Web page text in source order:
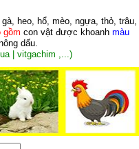
heo, hổ, mèo, ngựa, thỏ, trâu,
gồm con vật được khoanh màu
dấu.
| vitgachim ,...)